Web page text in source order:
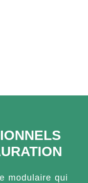
modulaire qui